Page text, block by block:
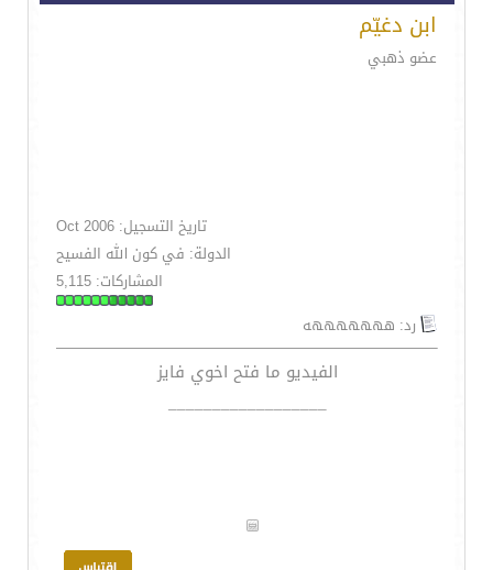
ابن دغيّم
عضو ذهبي
تاريخ التسجيل: Oct 2006
الدولة: في كون الله الفسيح
المشاركات: 5,115
رد: هههههههه
الفيديو ما فتح اخوي فايز
__________________